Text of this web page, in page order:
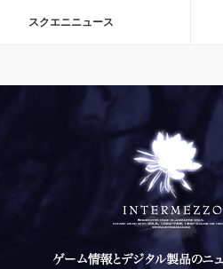
スクエニニュース